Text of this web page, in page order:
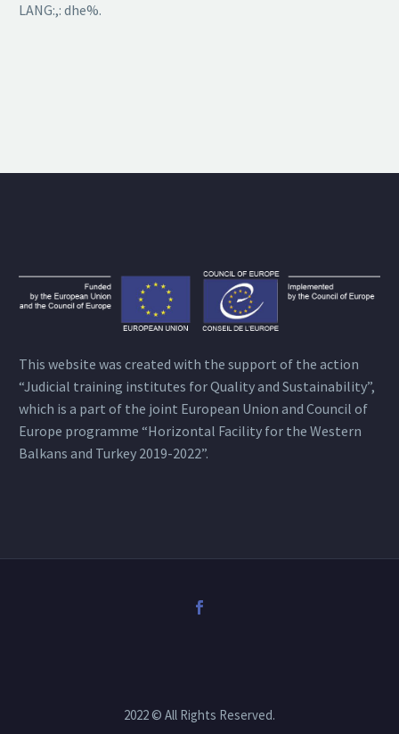
LANG:,: dhe%.
This website was created with the support of the action
“Judicial training institutes for Quality and Sustainability”,
which is a part of the joint European Union and Council of
Europe programme “Horizontal Facility for the Western
Balkans and Turkey 2019-2022”.
2022 © All Rights Reserved.